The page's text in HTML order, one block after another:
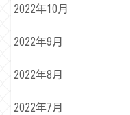
2022年10月
2022年9月
2022年8月
2022年7月